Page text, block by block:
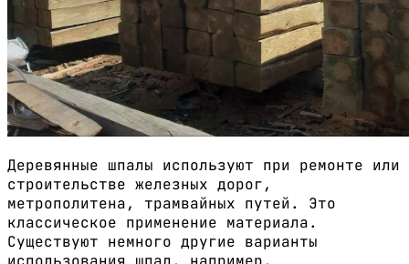
Деревянные шпалы используют при ремонте или
строительстве железных дорог,
метрополитена, трамвайных путей. Это
классическое применение материала.
Существуют немного другие варианты